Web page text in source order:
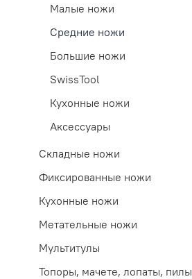
Малые ножи
Средние ножи
Большие ножи
SwissTool
Кухонные ножи
Аксессуары
Складные ножи
Фиксированные ножи
Кухонные ножи
Метательные ножи
Мультитулы
Топоры, мачете, лопаты, пилы